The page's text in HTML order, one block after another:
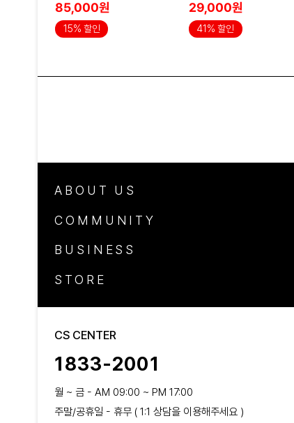
85,000원
15% 할인
29,000원
41% 할인
ABOUT US
COMMUNITY
BUSINESS
STORE
CS CENTER
1833-2001
월 ~ 금 - AM 09:00 ~ PM 17:00
주말/공휴일 - 휴무 ( 1:1 상담을 이용해주세요 )